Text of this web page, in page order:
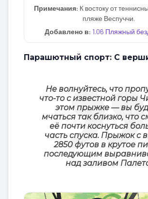
Примечания: К востоку от
пляже Веспуччи.
Добавлено в: 1.06 Пляжный
Парашютный спорт: С
Не волнуйтесь, что
что-то с известной горы
этом прыжке — вы
мчаться так близко, что
её почти коснуться
часть спуска. Прыжок с
2850 футов в крутое
последующим
над заливом